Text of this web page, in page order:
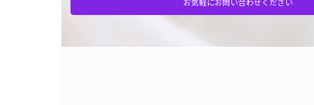
お気軽にお問い合わせください